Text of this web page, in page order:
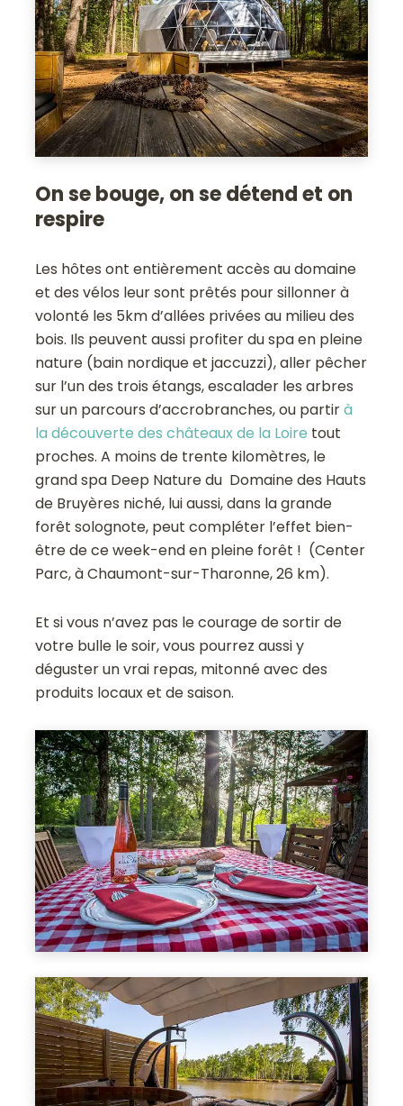
On se bouge, on se détend et on
respire
Les hôtes ont entièrement accès au domaine
et des vélos leur sont prêtés pour sillonner à
volonté les 5km d’allées privées au milieu des
bois. Ils peuvent aussi profiter du spa en pleine
nature (bain nordique et jaccuzzi), aller pêcher
sur l’un des trois étangs, escalader les arbres
sur un parcours d’accrobranches, ou partirà
la découverte des châteaux de la Loire tout
proches. A moins de trente kilomètres, le
grand spa Deep Nature du Domaine des Hauts
de Bruyères niché, lui aussi, dans la grande
forêt solognote, peut compléter l’effet bien-
être de ce week-end en pleine forêt ! (Center
Parc, à Chaumont-sur-Tharonne, 26 km).
Et si vous n’avez pas le courage de sortir de
votre bulle le soir, vous pourrez aussi y
déguster un vrai repas, mitonné avec des
produits locaux et de saison.